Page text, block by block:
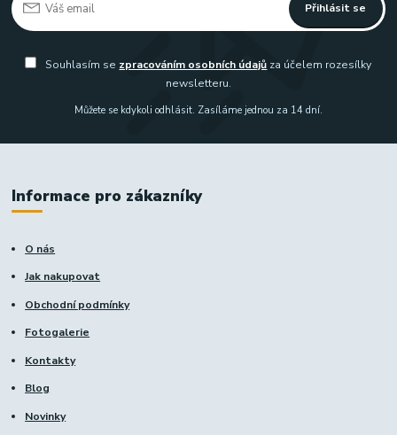
Přihlásit se
Souhlasím se zpracováním osobních údajů za účelem rozesílky
newsletteru.
Můžete se kdykoli odhlásit. Zasíláme jednou za 14 dní.
Informace pro zákazníky
O nás
Jak nakupovat
Obchodní podmínky
Fotogalerie
Kontakty
Blog
Novinky